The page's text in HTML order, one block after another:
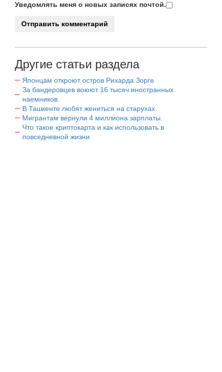
Уведомлять меня о новых записях почтой.
Другие статьи раздела
Японцам откроют остров Рихарда Зорге
За бандеровцев воюют 16 тысяч иностранных
наемников.
В Ташкенте любят жениться на старухах.
Мигрантам вернули 4 миллиона зарплаты.
Что такое криптокарта и как использовать в
повседневной жизни